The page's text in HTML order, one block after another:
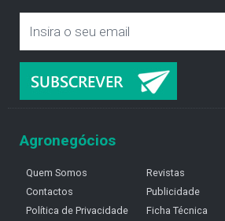
Agronegócios
Quem Somos
Contactos
Política de Privacidade
Revistas
Publicidade
Ficha Técnica